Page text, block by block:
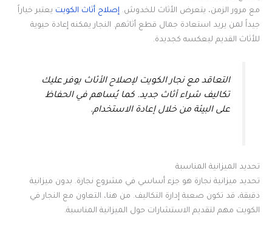
مع مرور الزمن، يتعرض الأثاث للخدوش. إصلاح أثاث الكويت يعتبر خياراً
جيداً لمن يريد استعادة جمال قطع أثاثهم. النجار يمكنه إعادة حيوية
للأثاث القديم ليعكسه كجديدة.
التعاقد مع نجار الكويت لإصلاح الأثاث يوفر عليك
تكاليف شراء أثاث جديد. كما يُساهم في الحفاظ
على البيئة من خلال إعادة الاستخدام.
تحديد الميزانية المناسبة
تحديد ميزانية نجارة هو جزء أساسي في مشروع نجارة. بدون ميزانية
دقيقة، قد تكون صعبة إدارة التكاليف. من هنا، التعاون مع النجار في
الكويت مهم لتقديم الاستشارات حول الميزانية المناسبة.